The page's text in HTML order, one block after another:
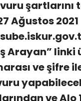
şartlarını
Ağustos 2021
Arayan” linki
ve şifre
ve Alo